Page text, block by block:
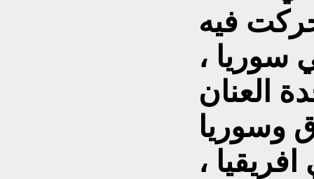
فيه
سوريا ،
العنان
وسوريا
،